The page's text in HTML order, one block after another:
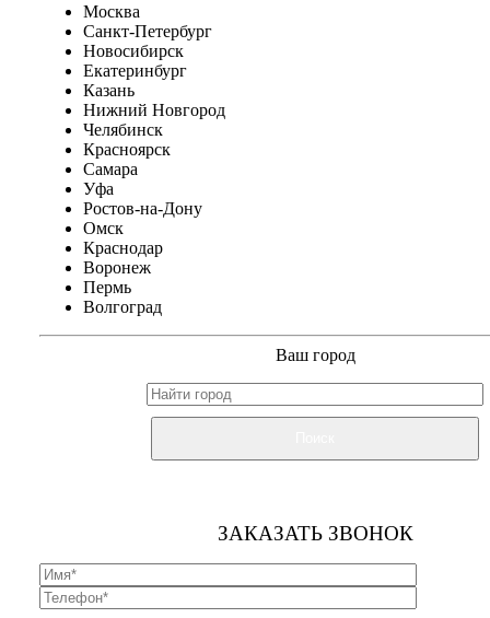
Москва
Санкт-Петербург
Новосибирск
Екатеринбург
Казань
Нижний Новгород
Челябинск
Красноярск
Самара
Уфа
Ростов-на-Дону
Омск
Краснодар
Воронеж
Пермь
Волгоград
Ваш город
ЗАКАЗАТЬ ЗВОНОК